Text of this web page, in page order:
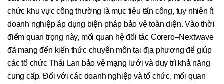
chức khu vực công thường là mục tiêu tấn công, tuy nhiên ít
doanh nghiệp áp dụng biện pháp bảo vệ toàn diện. Vào thời
điểm quan trọng này, mối quan hệ đối tác Corero–Nextwave
đã mang đến kiến thức chuyên môn tại địa phương để giúp
các tổ chức Thái Lan bảo vệ mạng lưới và duy trì khả năng
cung cấp. Đối với các doanh nghiệp và tổ chức, mối quan